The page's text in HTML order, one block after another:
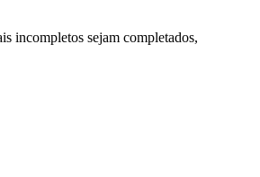
incompletos sejam completados,